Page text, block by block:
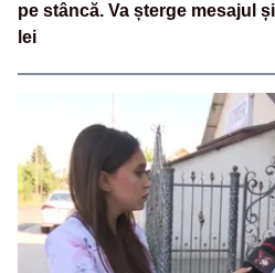
pe stâncă. Va șterge mesajul
lei